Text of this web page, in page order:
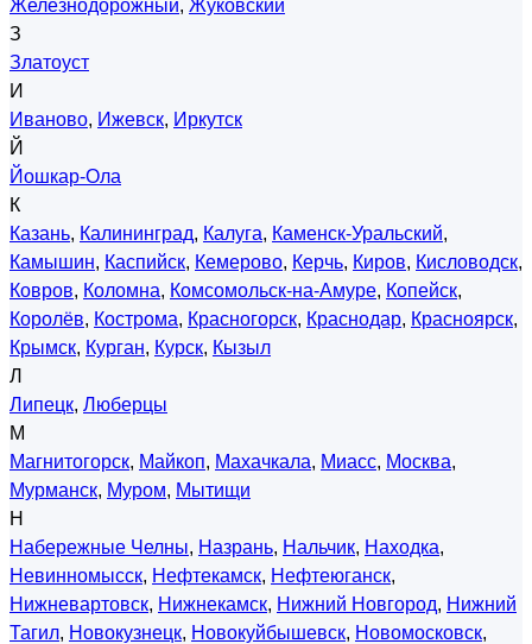
Железнодорожный, Жуковский
З
Златоуст
И
Иваново, Ижевск, Иркутск
Й
Йошкар-Ола
К
Казань, Калининград, Калуга, Каменск-Уральский,
Камышин, Каспийск, Кемерово, Керчь, Киров, Кисловодск,
Ковров, Коломна, Комсомольск-на-Амуре, Копейск,
Королёв, Кострома, Красногорск, Краснодар, Красноярск,
Крымск, Курган, Курск, Кызыл
Л
Липецк, Люберцы
М
Магнитогорск, Майкоп, Махачкала, Миасс, Москва,
Мурманск, Муром, Мытищи
Н
Набережные Челны, Назрань, Нальчик, Находка,
Невинномысск, Нефтекамск, Нефтеюганск,
Нижневартовск, Нижнекамск, Нижний Новгород, Нижний
Тагил, Новокузнецк, Новокуйбышевск, Новомосковск,